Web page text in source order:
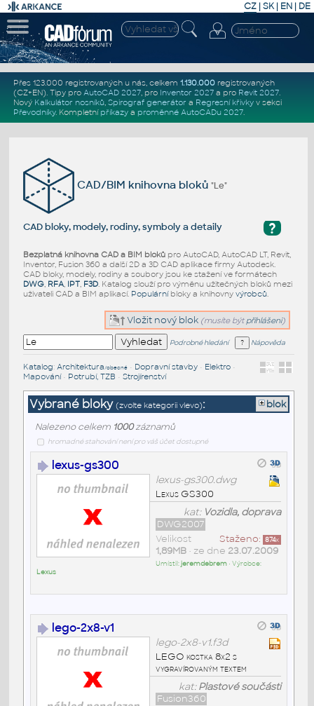
CZ | SK| EN | DE
Přes 123.000 registrovaných u nás, celkem 1.130.000registrovaných
(CZ+EN). Tipy pro AutoCAD 2027, pro Inventor 2027a pro Revit 2027.
Nový Kalkulátor nosníků, Spirograf generátor a Regresní křivkyv sekci
Převodníky. Kompletní příkazya proměnné AutoCADu 2027.
CAD/BIM knihovna bloků"Le"
?
CAD bloky, modely, rodiny, symboly a detaily
Bezplatná knihovna CAD a BIM blokůpro AutoCAD, AutoCAD LT, Revit,
Inventor, Fusion 360 a další 2D a 3D CAD aplikace firmy Autodesk.
CAD bloky, modely, rodiny a soubory jsou ke stažení ve formátech
DWG, RFA, IPT, F3D. Katalog slouží pro výměnu užitečných bloků mezi
uživateli CAD a BIM aplikací. Populárníbloky a knihovny výrobců.
Vložit nový blok (musíte být přihlášeni)
Podrobné hledání Nápověda
Katalog: Architektura/obecné• Dopravní stavby• Elektro•
Mapování• Potrubí, TZB • Strojírenství
Vybrané bloky (zvolte kategorii vlevo): blok
Nalezeno celkem 1000záznamů
hromadné stahování není pro váš účet dostupné
lexus-gs300
lexus-gs300.dwg
Lexus GS300
kat: Vozidla, doprava
DWG2007
Staženo: 874x
Velikost
1,89MB• ze dne 23.07.2009
Umístil:jeremdebrem• Výrobce:
Lexus
lego-2x8-v1
lego-2x8-v1.f3d
LEGO kostka 8x2 s
vygravírovaným textem
kat:Plastové součásti
Fusion360